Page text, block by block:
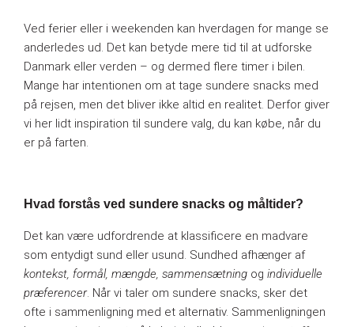
Ved ferier eller i weekenden kan hverdagen for mange se
anderledes ud. Det kan betyde mere tid til at udforske
Danmark eller verden – og dermed flere timer i bilen.
Mange har intentionen om at tage sundere snacks med
på rejsen, men det bliver ikke altid en realitet. Derfor giver
vi her lidt inspiration til sundere valg, du kan købe, når du
er på farten.
Hvad forstås ved sundere snacks og måltider?
Det kan være udfordrende at klassificere en madvare
som entydigt sund eller usund. Sundhed afhænger af
kontekst, formål, mængde, sammensætning og individuelle
præferencer. Når vi taler om sundere snacks, sker det
ofte i sammenligning med et alternativ. Sammenligningen